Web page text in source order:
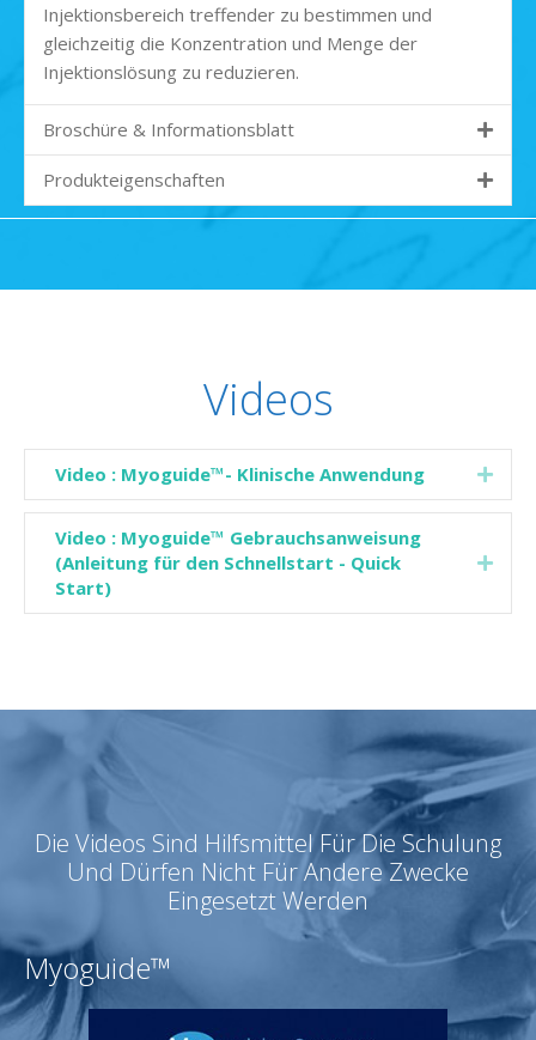
Injektionsbereich treffender zu bestimmen und
gleichzeitig die Konzentration und Menge der
Injektionslösung zu reduzieren.
Broschüre & Informationsblatt
Produkteigenschaften
Videos
Video : Myoguide™- Klinische Anwendung
Video : Myoguide™ Gebrauchsanweisung
(Anleitung für den Schnellstart - Quick
Start)
Die Videos Sind Hilfsmittel Für Die Schulung
Und Dürfen Nicht Für Andere Zwecke
Eingesetzt Werden
Myoguide™